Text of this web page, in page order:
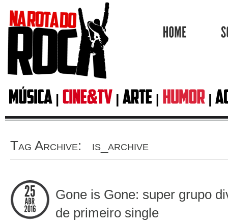
Tag Archive: is_archive
Gone is Gone: super grupo
de primeiro single